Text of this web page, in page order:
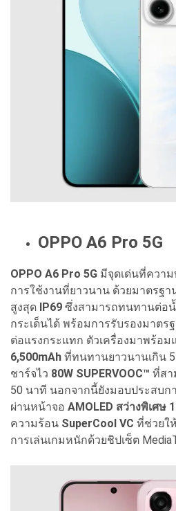
OPPO A6 Pro 5G
OPPO A6 Pro 5G มีจุดเด่นที่ควา
การใช้งานที่ยาวนาน ด้วยมาตรฐ
สูงสุด IP69 ซึ่งสามารถทนทานต่อ
กระเด็นได้ พร้อมการรับรองมาตร
ต่อแรงกระแทก ตัวเครื่องมาพร้อ
6,500mAh ที่ทนทานยาวนานเกิน
ชาร์จไว 80W SUPERVOOC™ ที่สา
50 นาที นอกจากนี้ยังมอบประสบ
ผ่านหน้าจอ AMOLED สว่างพิเศษ
ความร้อน SuperCool VC ที่ช่วยใ
การเล่นเกมหนักด้วยชิปเซ็ต